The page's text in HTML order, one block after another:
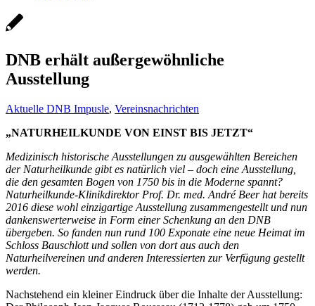
DNB erhält außergewöhnliche
Ausstellung
Aktuelle DNB Impusle, Vereinsnachrichten
„NATURHEILKUNDE VON EINST BIS JETZT“
Medizinisch historische Ausstellungen zu ausgewählten Bereichen
der Naturheilkunde gibt es natürlich viel – doch eine Ausstellung,
die den gesamten Bogen von 1750 bis in die Moderne spannt?
Naturheilkunde-Klinikdirektor Prof. Dr. med. André Beer hat bereits
2016 diese wohl einzigartige Ausstellung zusammengestellt und nun
dankenswerterweise in Form einer Schenkung an den DNB
übergeben. So fanden nun rund 100 Exponate eine neue Heimat im
Schloss Bauschlott und sollen von dort aus auch den
Naturheilvereinen und anderen Interessierten zur Verfügung gestellt
werden.
Nachstehend ein kleiner Eindruck über die Inhalte der Ausstellung: